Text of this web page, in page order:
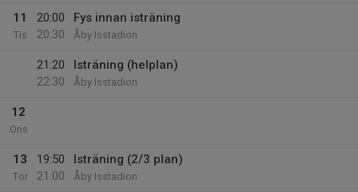
11
Tis
20:00
20:30
Fys innan isträning
Åby Isstadion
21:20
22:30
Isträning (helplan)
Åby Isstadion
12
Ons
13
Tor
19:50
21:00
Isträning (2/3 plan)
Åby Isstadion